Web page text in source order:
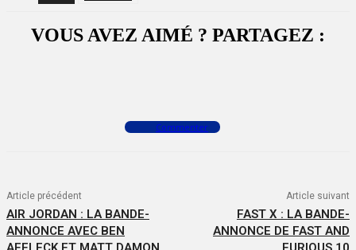
VOUS AVEZ AIMÉ ? PARTAGEZ :
Commenter
Article précédent
AIR JORDAN : LA BANDE-
ANNONCE AVEC BEN
Article suivant
FAST X : LA BANDE-
ANNONCE DE FAST AND